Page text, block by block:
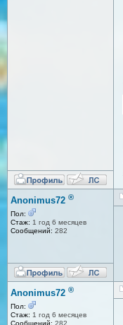
Anonimus72 ®
Пол:
Стаж: 1 год 6 месяцев
Сообщений: 282
Anonimus72 ®
Пол:
Стаж: 1 год 6 месяцев